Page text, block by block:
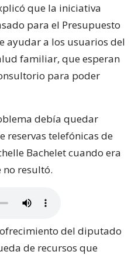
que la iniciativa
para el Presupuesto
ayudar a los usuarios del
familiar, que esperan
para poder
debía quedar
reservas telefónicas de
Bachelet cuando era
no resultó.
del diputado
de recursos que